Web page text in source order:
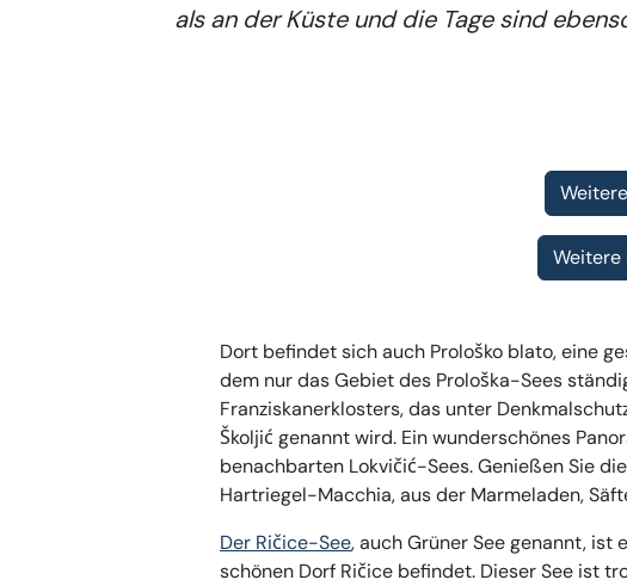
als an der Küste und die Tage sind
Weitere
Dort befindet sich auch Prološko blato, eine
dem nur das Gebiet des Prološka-Sees
Franziskanerklosters, das unter
Školjić genannt wird. Ein wunderschönes
benachbarten Lokvičić-Sees. Genießen Sie
Hartriegel-Macchia, aus der Marmeladen,
Der Ričice-See, auch Grüner See genannt, ist
schönen Dorf Ričice befindet. Dieser See ist